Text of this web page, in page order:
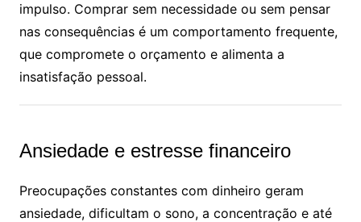
impulso. Comprar sem necessidade ou sem pensar
nas consequências é um comportamento frequente,
que compromete o orçamento e alimenta a
insatisfação pessoal.
Ansiedade e estresse financeiro
Preocupações constantes com dinheiro geram
ansiedade, dificultam o sono, a concentração e até